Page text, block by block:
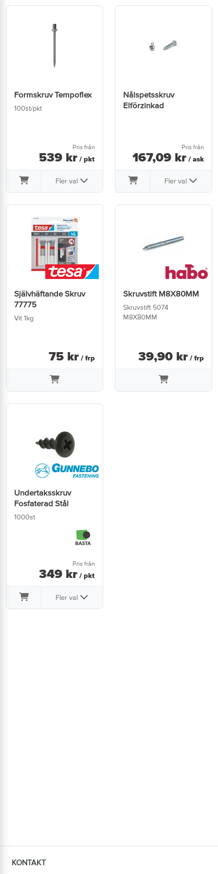
Formskruv Tempoflex
100st/pkt
Pris från
539 kr / pkt
Fler val
Nålspetsskruv
Elförzinkad
Pris från
167,09 kr / ask
Fler val
Självhäftande Skruv
77775
Vit 1kg
75 kr / frp
Skruvstift M8X80MM
Skruvstift 5074
M8X80MM
39,90 kr / frp
Undertaksskruv
Fosfaterad Stål
1000st
Pris från
349 kr / pkt
Fler val
KONTAKT